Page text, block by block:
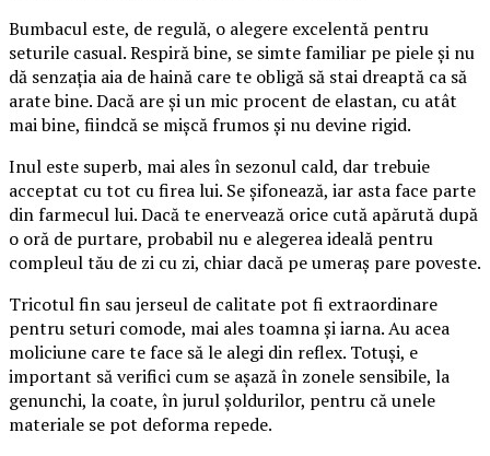
Bumbacul este, de regulă, o alegere excelentă pentru
seturile casual. Respiră bine, se simte familiar pe piele și nu
dă senzația aia de haină care te obligă să stai dreaptă ca să
arate bine. Dacă are și un mic procent de elastan, cu atât
mai bine, fiindcă se mișcă frumos și nu devine rigid.
Inul este superb, mai ales în sezonul cald, dar trebuie
acceptat cu tot cu firea lui. Se șifonează, iar asta face parte
din farmecul lui. Dacă te enervează orice cută apărută după
o oră de purtare, probabil nu e alegerea ideală pentru
compleul tău de zi cu zi, chiar dacă pe umeraș pare poveste.
Tricotul fin sau jerseul de calitate pot fi extraordinare
pentru seturi comode, mai ales toamna și iarna. Au acea
moliciune care te face să le alegi din reflex. Totuși, e
important să verifici cum se așază în zonele sensibile, la
genunchi, la coate, în jurul șoldurilor, pentru că unele
materiale se pot deforma repede.